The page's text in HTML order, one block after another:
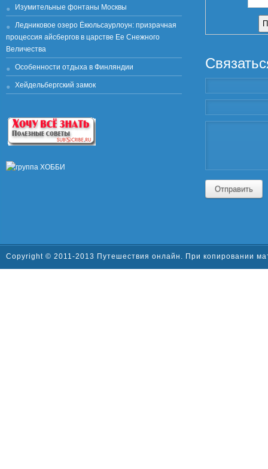
Изумительные фонтаны Москвы
Ледниковое озеро Ёкюльсаурлоун: призрачная
процессия айсбергов в царстве Ее Снежного
Величества
Особенности отдыха в Финляндии
Хейдельбергский замок
Отправить
Copyright © 2011-2013 Путешествия онлайн. При копировании